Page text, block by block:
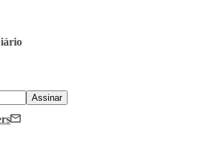
Assinar